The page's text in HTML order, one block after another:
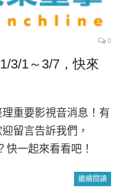
0
3/1～3/7，快來
重要影視音消息！有
留言告訴我們，
一起來看看吧！
繼續閱讀